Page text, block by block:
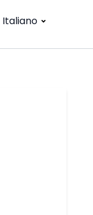
Italiano